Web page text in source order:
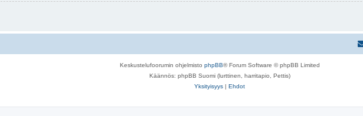
Keskustelufoorumin ohjelmisto phpBB® Forum Software © phpBB Limited
Käännös: phpBB Suomi (lurttinen, harritapio, Pettis)
Yksityisyys | Ehdot